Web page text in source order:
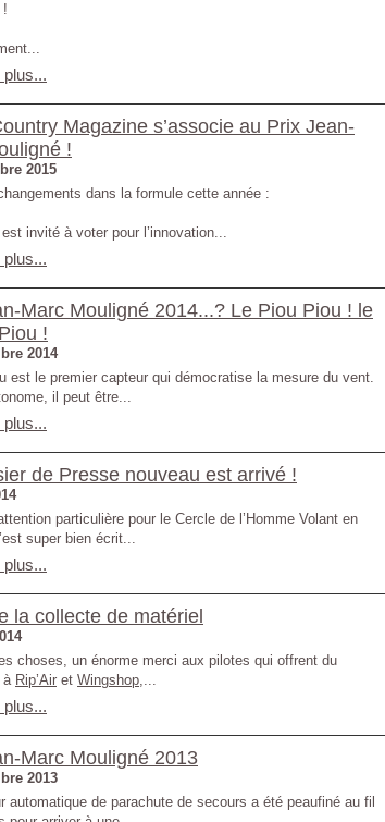
!
plus...
Magazine s’associe au Prix Jean-
!
2015
dans la formule cette année :
invité à voter pour l’innovation...
plus...
Marc Mouligné 2014...? Le Piou Piou ! le
!
2014
est le premier capteur qui démocratise la mesure du vent.
il peut être...
plus...
de Presse nouveau est arrivé !
particulière pour le Cercle de l’Homme Volant en
super bien écrit...
plus...
la collecte de matériel
choses, un énorme merci aux pilotes qui offrent du
à Rip’Air et Wingshop,...
plus...
Marc Mouligné 2013
2013
automatique de parachute de secours a été peaufiné au fil